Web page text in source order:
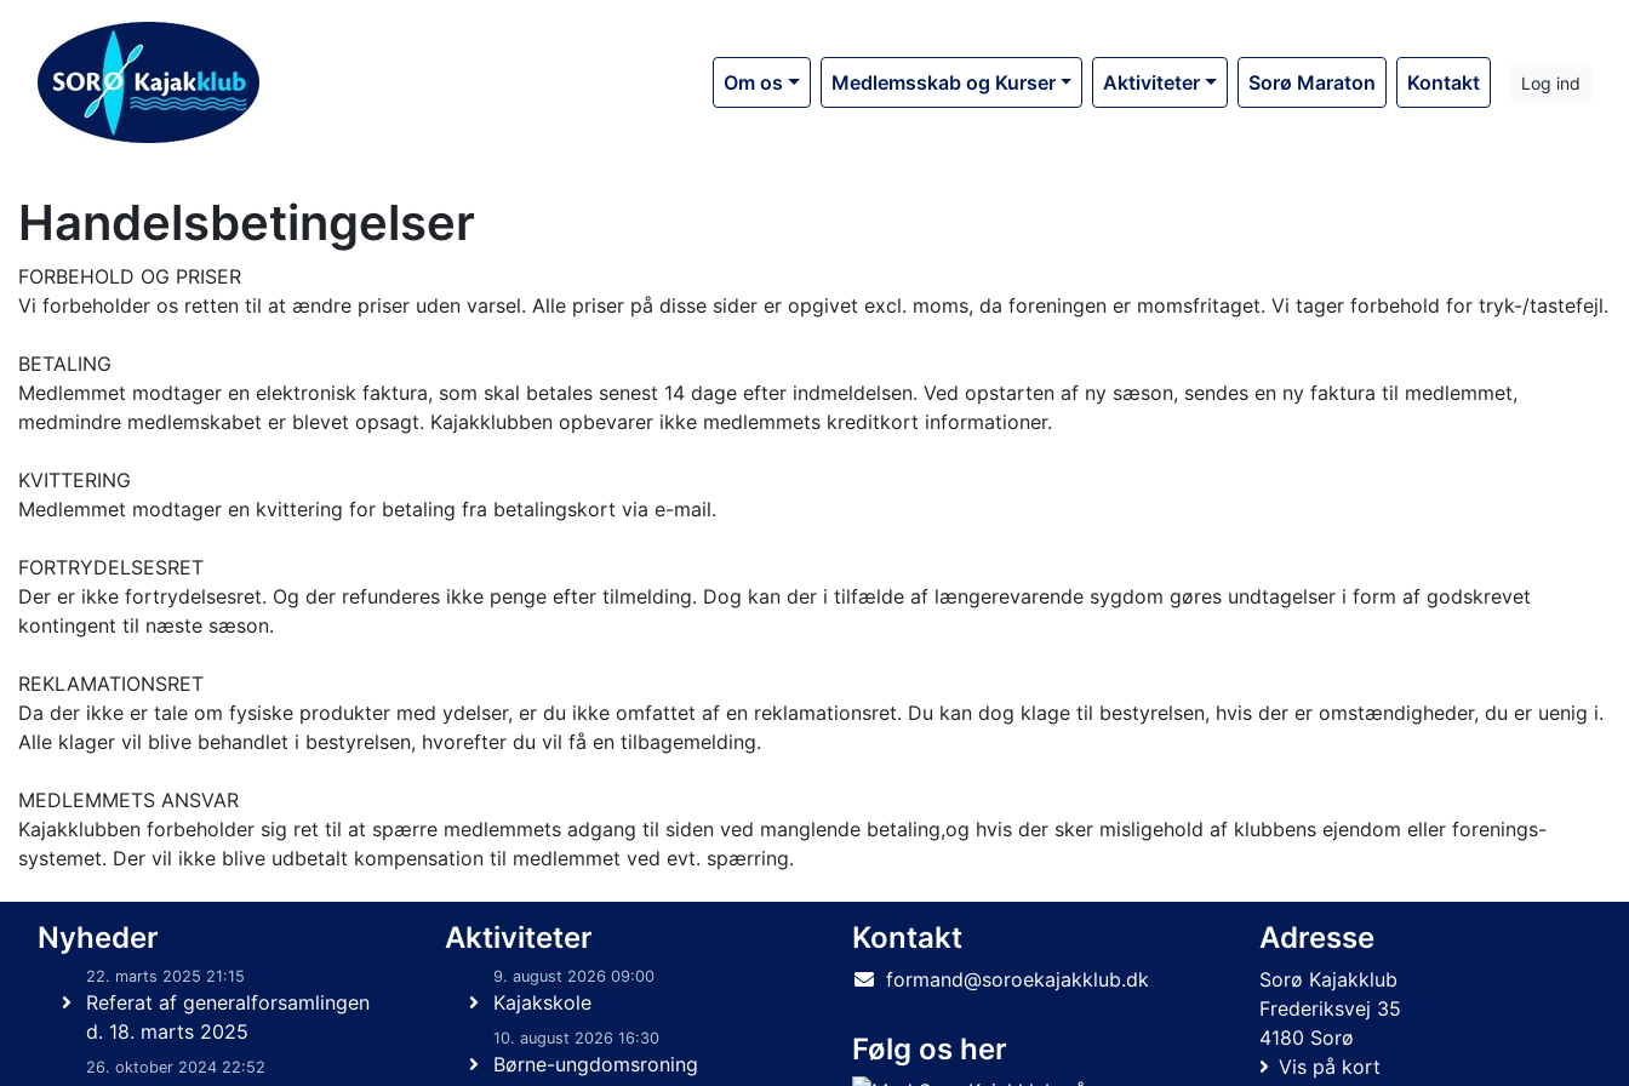
Om os Medlemsskab og Kurser Aktiviteter Sorø Maraton Kontakt Log ind
Handelsbetingelser
FORBEHOLD OG PRISER
Vi forbeholder os retten til at ændre priser uden varsel. Alle priser på disse sider er opgivet excl. moms, da foreningen er momsfritaget. Vi tager forbehold for tryk-/tastefejl.
BETALING
Medlemmet modtager en elektronisk faktura, som skal betales senest 14 dage efter indmeldelsen. Ved opstarten af ny sæson, sendes en ny faktura til medlemmet,
medmindre medlemskabet er blevet opsagt. Kajakklubben opbevarer ikke medlemmets kreditkort informationer.
KVITTERING
Medlemmet modtager en kvittering for betaling fra betalingskort via e-mail.
FORTRYDELSESRET
Der er ikke fortrydelsesret. Og der refunderes ikke penge efter tilmelding. Dog kan der i tilfælde af længerevarende sygdom gøres undtagelser i form af godskrevet
kontingent til næste sæson.
REKLAMATIONSRET
Da der ikke er tale om fysiske produkter med ydelser, er du ikke omfattet af en reklamationsret. Du kan dog klage til bestyrelsen, hvis der er omstændigheder, du er uenig i.
Alle klager vil blive behandlet i bestyrelsen, hvorefter du vil få en tilbagemelding.
MEDLEMMETS ANSVAR
Kajakklubben forbeholder sig ret til at spærre medlemmets adgang til siden ved manglende betaling,og hvis der sker misligehold af klubbens ejendom eller forenings-
systemet. Der vil ikke blive udbetalt kompensation til medlemmet ved evt. spærring.
Nyheder
22. marts 2025 21:15
Referat af generalforsamlingen
d. 18. marts 2025
26. oktober 2024 22:52
Aktiviteter
9. august 2026 09:00
Kajakskole
10. august 2026 16:30
Børne-ungdomsroning
Kontakt
formand@soroekajakklub.dk
Følg os her
Adresse
Sorø Kajakklub
Frederiksvej 35
4180 Sorø
Vis på kort